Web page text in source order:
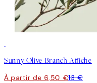
Sunny Olive Branch Affiche
À partir de 6,50 €13 €